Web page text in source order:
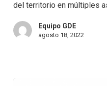
del territorio en múltiples
Equipo GDE
agosto 18, 2022